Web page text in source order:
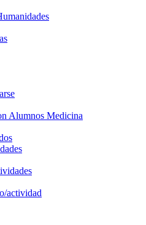
Alumnos Medicina
actividad